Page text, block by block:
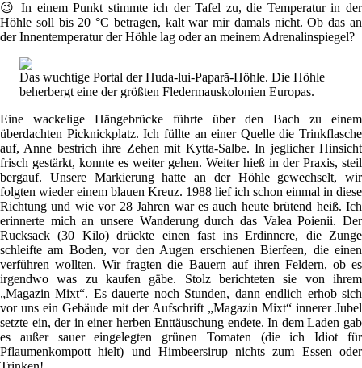
😉 In einem Punkt stimmte ich der Tafel zu, die Temperatur in der
Höhle soll bis 20 °C betragen, kalt war mir damals nicht. Ob das an
der Innentemperatur der Höhle lag oder an meinem Adrenalinspiegel?
Das wuchtige Portal der Huda-lui-Papară-Höhle. Die Höhle
beherbergt eine der größten Fledermauskolonien Europas.
Eine wackelige Hängebrücke führte über den Bach zu einem
überdachten Picknickplatz. Ich füllte an einer Quelle die Trinkflasche
auf, Anne bestrich ihre Zehen mit Kytta-Salbe. In jeglicher Hinsicht
frisch gestärkt, konnte es weiter gehen. Weiter hieß in der Praxis, steil
bergauf. Unsere Markierung hatte an der Höhle gewechselt, wir
folgten wieder einem blauen Kreuz. 1988 lief ich schon einmal in diese
Richtung und wie vor 28 Jahren war es auch heute brütend heiß. Ich
erinnerte mich an unsere Wanderung durch das Valea Poienii. Der
Rucksack (30 Kilo) drückte einen fast ins Erdinnere, die Zunge
schleifte am Boden, vor den Augen erschienen Bierfeen, die einen
verführen wollten. Wir fragten die Bauern auf ihren Feldern, ob es
irgendwo was zu kaufen gäbe. Stolz berichteten sie von ihrem
„Magazin Mixt“. Es dauerte noch Stunden, dann endlich erhob sich
vor uns ein Gebäude mit der Aufschrift „Magazin Mixt“ innerer Jubel
setzte ein, der in einer herben Enttäuschung endete. In dem Laden gab
es außer sauer eingelegten grünen Tomaten (die ich Idiot für
Pflaumenkompott hielt) und Himbeersirup nichts zum Essen oder